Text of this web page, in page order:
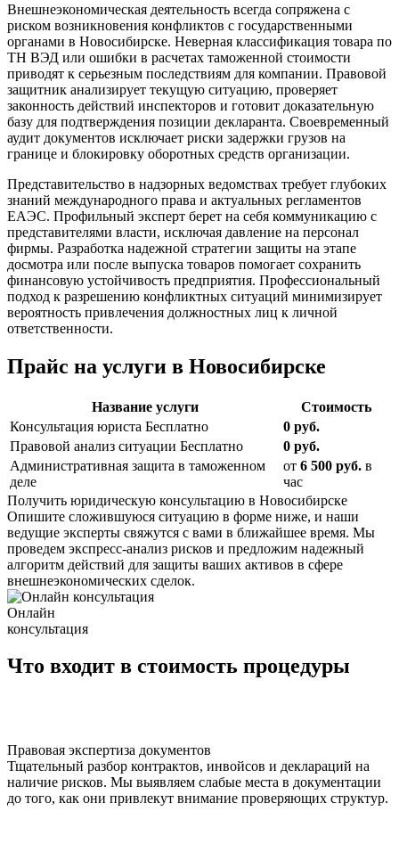
Внешнеэкономическая деятельность всегда сопряжена с
риском возникновения конфликтов с государственными
органами в Новосибирске. Неверная классификация товара по
ТН ВЭД или ошибки в расчетах таможенной стоимости
приводят к серьезным последствиям для компании. Правовой
защитник анализирует текущую ситуацию, проверяет
законность действий инспекторов и готовит доказательную
базу для подтверждения позиции декларанта. Своевременный
аудит документов исключает риски задержки грузов на
границе и блокировку оборотных средств организации.
Представительство в надзорных ведомствах требует глубоких
знаний международного права и актуальных регламентов
ЕАЭС. Профильный эксперт берет на себя коммуникацию с
представителями власти, исключая давление на персонал
фирмы. Разработка надежной стратегии защиты на этапе
досмотра или после выпуска товаров помогает сохранить
финансовую устойчивость предприятия. Профессиональный
подход к разрешению конфликтных ситуаций минимизирует
вероятность привлечения должностных лиц к личной
ответственности.
Прайс на услуги в Новосибирске
Название услуги
Стоимость
Консультация юриста Бесплатно
0 руб.
Правовой анализ ситуации Бесплатно
0 руб.
Административная защита в таможенном
деле
от 6 500 руб. в
час
Получить юридическую консультацию в Новосибирске
Опишите сложившуюся ситуацию в форме ниже, и наши
ведущие эксперты свяжутся с вами в ближайшее время. Мы
проведем экспресс-анализ рисков и предложим надежный
алгоритм действий для защиты ваших активов в сфере
внешнеэкономических сделок.
Онлайн
консультация
Что входит в стоимость процедуры
Правовая экспертиза документов
Тщательный разбор контрактов, инвойсов и деклараций на
наличие рисков. Мы выявляем слабые места в документации
до того, как они привлекут внимание проверяющих структур.